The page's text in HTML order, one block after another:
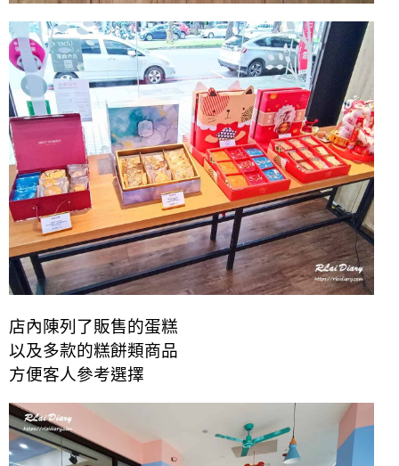
店內陳列了販售的蛋糕
以及多款的糕餅類商品
方便客人參考選擇